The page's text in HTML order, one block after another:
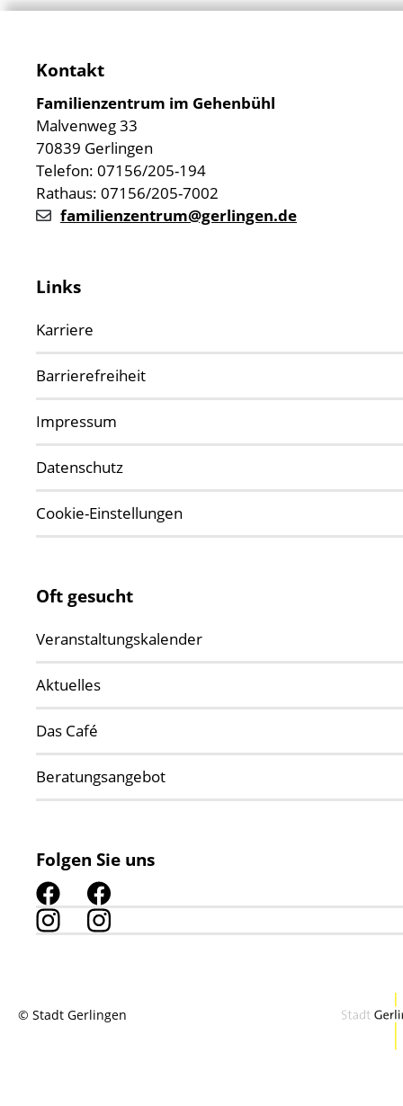
Kontakt
Familienzentrum im Gehenbühl
Malvenweg 33
70839 Gerlingen
Telefon: 07156/205-194
Rathaus: 07156/205-7002
familienzentrum@gerlingen.de
Links
Karriere
Barrierefreiheit
Impressum
Datenschutz
Cookie-Einstellungen
Oft gesucht
Veranstaltungskalender
Aktuelles
Das Café
Beratungsangebot
Folgen Sie uns
© Stadt Gerlingen